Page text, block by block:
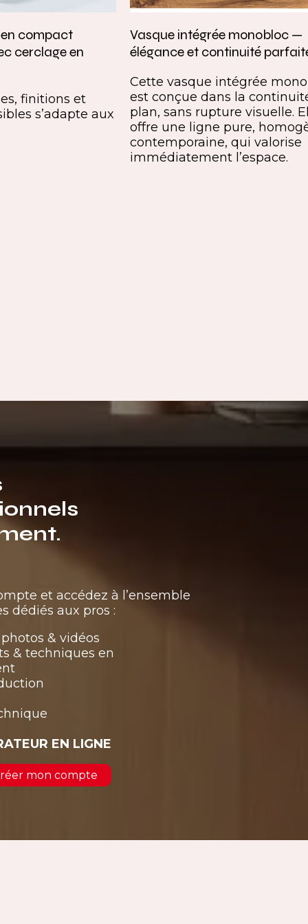
compact
cerclage en
finitions et
s’adapte aux
Vasque intégrée monobloc —
élégance et continuité
Cette vasque intégrée
est conçue dans la
plan, sans rupture visuelle.
offre une ligne pure,
contemporaine, qui valorise
immédiatement l’espace.
et accédez à l’ensemble
dédiés aux pros :
& vidéos
& techniques en
EN LIGNE
mon compte